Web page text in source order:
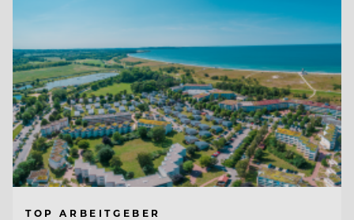
TOP ARBEITGEBER